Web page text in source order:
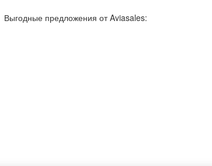
Выгодные предложения от Aviasales: